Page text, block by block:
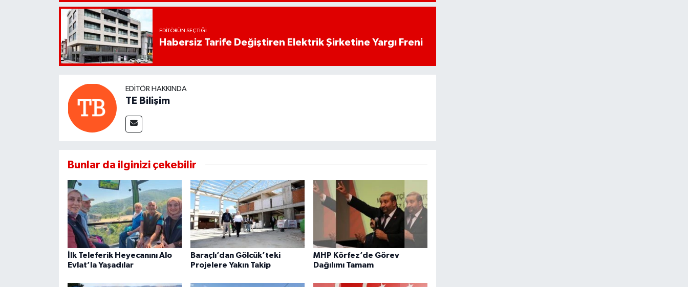
EDITÖRÜN SEÇTIĞI
Habersiz Tarife Değiştiren Elektrik Şirketine Yargı Freni
EDITÖR HAKKINDA
TE Bilişim
Bunlar da ilginizi çekebilir
İlk Teleferik Heyecanını Alo
Evlat’la Yaşadılar
Baraçlı’dan Gölcük’teki
Projelere Yakın Takip
MHP Körfez’de Görev
Dağılımı Tamam